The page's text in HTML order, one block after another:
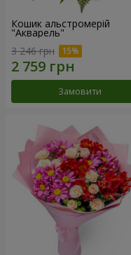
Кошик альстромерій
"Акварель"
3 246 грн
Замовити